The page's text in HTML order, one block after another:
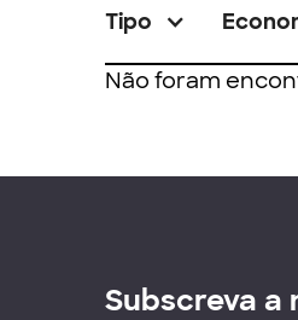
Tipo
Não foram
Subscreva a